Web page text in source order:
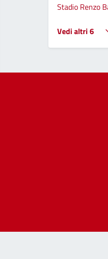
Stadio Renzo
Vedi altri 6